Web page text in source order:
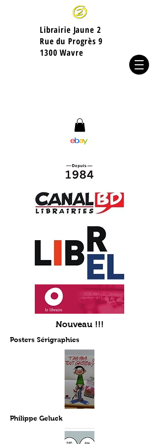
Librairie Jaune 2
​Rue du Progrès 9
1300 Wavre
Nouveau !!!
Posters Sérigraphies
Philippe Geluck